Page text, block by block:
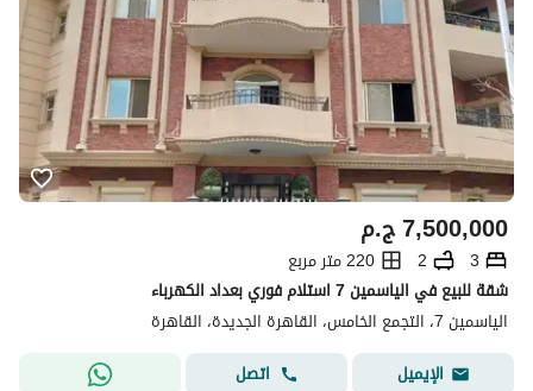
ج.م7,500,000
3
2
220 متر مربع
شقة للبيع في الياسمين 7 استلام فوري بعداد الكهرباء
الياسمين 7، التجمع الخامس، القاهرة الجديدة، القاهرة
الإيميل
اتصل